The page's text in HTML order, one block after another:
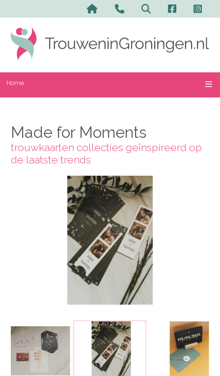
Home
Made for Moments
trouwkaarten collecties geïnspireerd op
de laatste trends